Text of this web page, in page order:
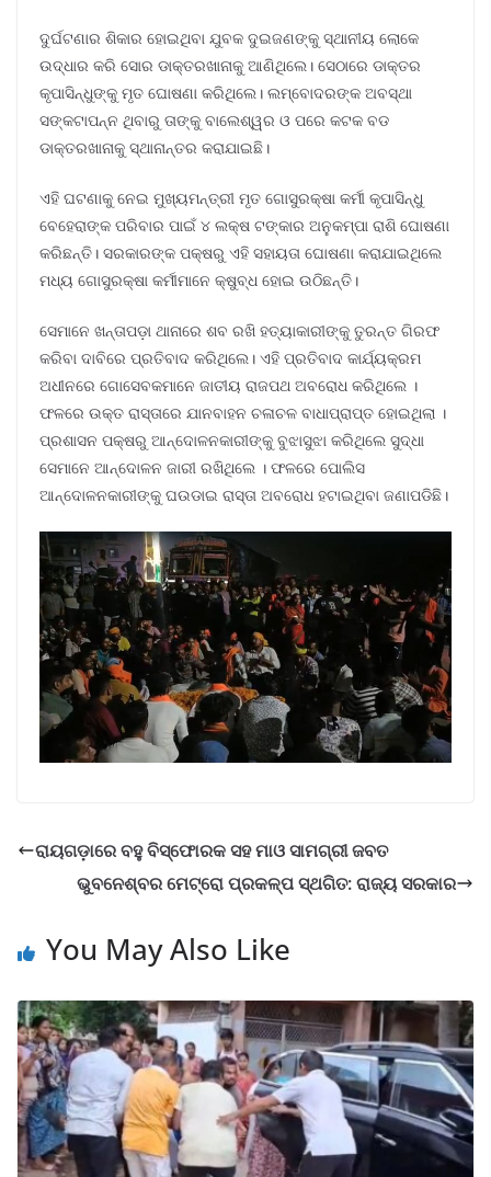
ଦୁର୍ଘଟଣାର ଶିକାର ହୋଇଥିବା ଯୁବକ ଦୁଇଜଣଙ୍କୁ ସ୍ଥାନୀୟ ଲୋକେ
ଉଦ୍ଧାର କରି ସୋର ଡାକ୍ତରଖାନାକୁ ଆଣିଥିଲେ। ସେଠାରେ ଡାକ୍ତର
କୃପାସିନ୍ଧୁଙ୍କୁ ମୃତ ଘୋଷଣା କରିଥିଲେ। ଲମ୍ବୋଦରଙ୍କ ଅବସ୍ଥା
ସଙ୍କଟାପନ୍ନ ଥିବାରୁ ତାଙ୍କୁ ବାଲେଶ୍ୱର ଓ ପରେ କଟକ ବଡ
ଡାକ୍ତରଖାନାକୁ ସ୍ଥାନାନ୍ତର କରାଯାଇଛି।
ଏହି ଘଟଣାକୁ ନେଇ ମୁଖ୍ୟମନ୍ତ୍ରୀ ମୃତ ଗୋସୁରକ୍ଷା କର୍ମୀ କୃପାସିନ୍ଧୁ
ବେହେରାଙ୍କ ପରିବାର ପାଇଁ ୪ ଲକ୍ଷ ଟଙ୍କାର ଅନୁକମ୍ପା ରାଶି ଘୋଷଣା
କରିଛନ୍ତି। ସରକାରଙ୍କ ପକ୍ଷରୁ ଏହି ସହାୟତା ଘୋଷଣା କରାଯାଇଥିଲେ
ମଧ୍ୟ ଗୋସୁରକ୍ଷା କର୍ମୀମାନେ କ୍ଷୁବ୍ଧ ହୋଇ ଉଠିଛନ୍ତି।
ସେମାନେ ଖନ୍ତାପଡ଼ା ଥାନାରେ ଶବ ରଖି ହତ୍ୟାକାରୀଙ୍କୁ ତୁରନ୍ତ ଗିରଫ
କରିବା ଦାବିରେ ପ୍ରତିବାଦ କରିଥିଲେ। ଏହି ପ୍ରତିବାଦ କାର୍ଯ୍ୟକ୍ରମ
ଅଧୀନରେ ଗୋସେବକମାନେ ଜାତୀୟ ରାଜପଥ ଅବରୋଧ କରିଥିଲେ ।
ଫଳରେ ଉକ୍ତ ରାସ୍ତାରେ ଯାନବାହନ ଚଳାଚଳ ବାଧାପ୍ରାପ୍ତ ହୋଇଥିଲା ।
ପ୍ରଶାସନ ପକ୍ଷରୁ ଆନ୍ଦୋଳନକାରୀଙ୍କୁ ବୁଝାସୁଝା କରିଥିଲେ ସୁଦ୍ଧା
ସେମାନେ ଆନ୍ଦୋଳନ ଜାରୀ ରଖିଥିଲେ । ଫଳରେ ପୋଲିସ
ଆନ୍ଦୋଳନକାରୀଙ୍କୁ ଘଉଡାଇ ରାସ୍ତା ଅବରୋଧ ହଟାଇଥିବା ଜଣାପଡିଛି।
ରାୟଗଡ଼ାରେ ବହୁ ବିସ୍ଫୋରକ ସହ ମାଓ ସାମଗ୍ରୀ ଜବତ
ଭୁବନେଶ୍ବର ମେଟ୍ରୋ ପ୍ରକଳ୍ପ ସ୍ଥଗିତ: ରାଜ୍ୟ ସରକାର
You May Also Like